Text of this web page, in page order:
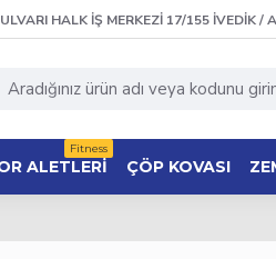
HALK İŞ MERKEZI 17/155 İVEDIK /
ALETLERI
Fitness
ÇÖP KOVASI